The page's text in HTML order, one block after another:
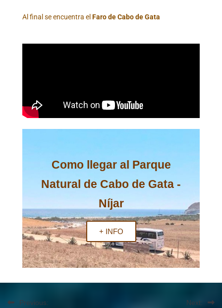
Al final se encuentra el Faro de Cabo de Gata
Como llegar al Parque
Natural de Cabo de Gata -
Níjar
+ INFO
Previous:
Next: